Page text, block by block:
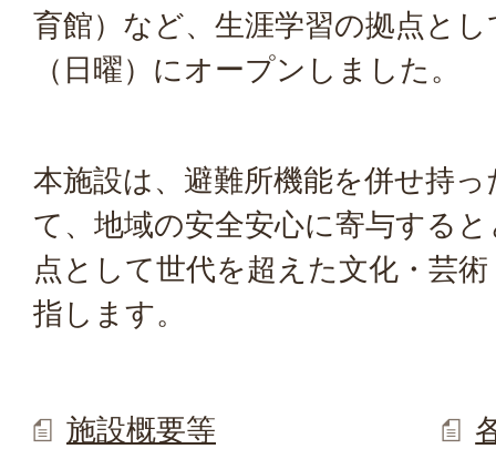
育館）など、生涯学習の拠点と
（日曜）にオープンしました。
本施設は、避難所機能を併せ持
て、地域の安全安心に寄与する
点として世代を超えた文化・芸
指します。
施設概要等